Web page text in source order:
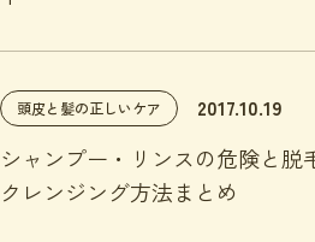
頭皮と髪の正しいケア 2017.10.19
シャンプー・リンスの危険と脱
クレンジング方法まとめ